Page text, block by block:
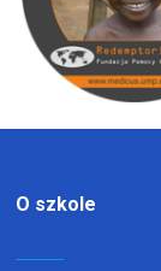
O szkole